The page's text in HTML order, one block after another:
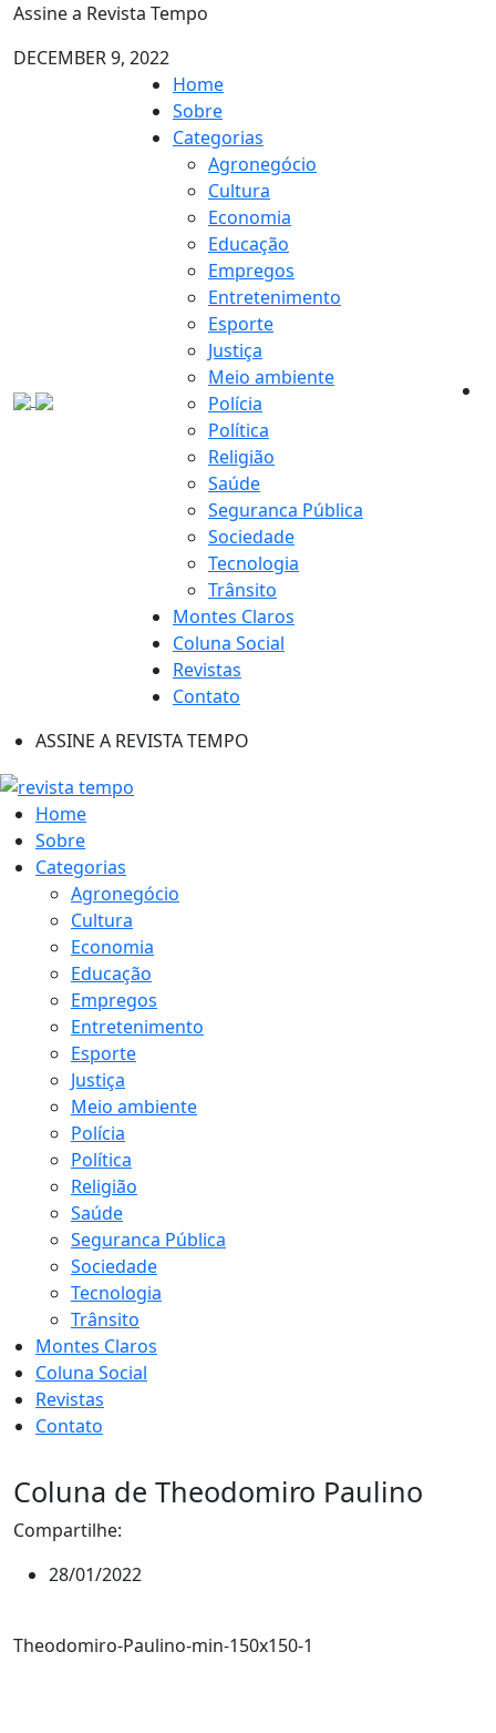
Assine a Revista Tempo
DECEMBER 9, 2022
Home
Sobre
Categorias
Agronegócio
Cultura
Economia
Educação
Empregos
Entretenimento
Esporte
Justiça
Meio ambiente
Polícia
Política
Religião
Saúde
Seguranca Pública
Sociedade
Tecnologia
Trânsito
Montes Claros
Coluna Social
Revistas
Contato
ASSINE A REVISTA TEMPO
Home
Sobre
Categorias
Agronegócio
Cultura
Economia
Educação
Empregos
Entretenimento
Esporte
Justiça
Meio ambiente
Polícia
Política
Religião
Saúde
Seguranca Pública
Sociedade
Tecnologia
Trânsito
Montes Claros
Coluna Social
Revistas
Contato
Coluna de Theodomiro Paulino
Compartilhe:
28/01/2022
Theodomiro-Paulino-min-150x150-1